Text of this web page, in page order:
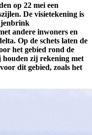
op 22 mei een
De visietekening is
andere inwoners en
Op de schets laten de
het gebied rond de
zij rekening met
dit gebied, zoals het